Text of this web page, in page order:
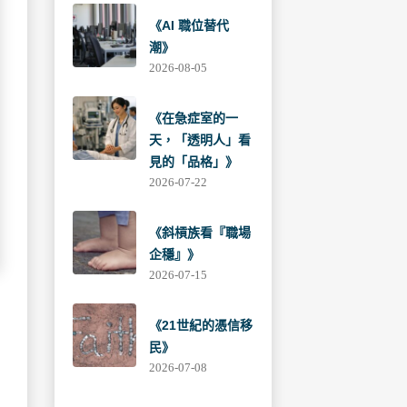
《AI 職位替代
潮》
2026-08-05
《在急症室的一
天，「透明人」看
見的「品格」》
2026-07-22
《斜槓族看『職場
企穩』》
2026-07-15
《21世紀的憑信移
民》
2026-07-08